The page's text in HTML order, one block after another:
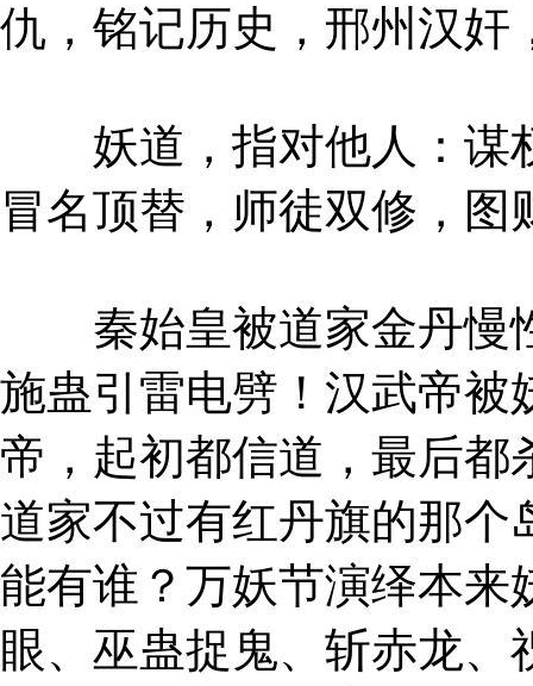
仇，铭记历史，邢州汉奸
妖道，指对他人：谋
冒名顶替，师徒双修，图
秦始皇被道家金丹慢
施蛊引雷电劈！汉武帝被
帝，起初都信道，最后都
道家不过有红丹旗的那个
能有谁？万妖节演绎本来
眼、巫蛊捉鬼、斩赤龙